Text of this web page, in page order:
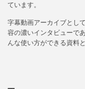
ています。
字幕動画アーカイブとし
容の濃いインタビューで
んな使い方ができる資料